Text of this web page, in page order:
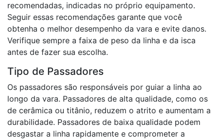
recomendadas, indicadas no próprio equipamento.
Seguir essas recomendações garante que você
obtenha o melhor desempenho da vara e evite danos.
Verifique sempre a faixa de peso da linha e da isca
antes de fazer sua escolha.
Tipo de Passadores
Os passadores são responsáveis por guiar a linha ao
longo da vara. Passadores de alta qualidade, como os
de cerâmica ou titânio, reduzem o atrito e aumentam a
durabilidade. Passadores de baixa qualidade podem
desgastar a linha rapidamente e comprometer a